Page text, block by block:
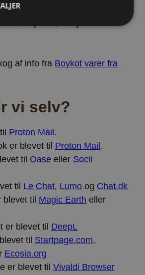
Fjällräven, Berghaus, Bergans,
Ray.Ban, Helly Hansen
af info fra Boykot varer fra
vi selv?
Proton Mail .
er blevet til Proton Mail .
til Oase eller Socii
til Le Chat, Lumo og Chat.dk
til Magic Earth eller
er blevet til DeepL
til Startpage.com,
Ecosia.org
er blevet til Vivaldi Browser
af
Funktionalitet
cookies.
CookieScript
www.vorhjem.dk
2
dage
præferencer
om samtykke